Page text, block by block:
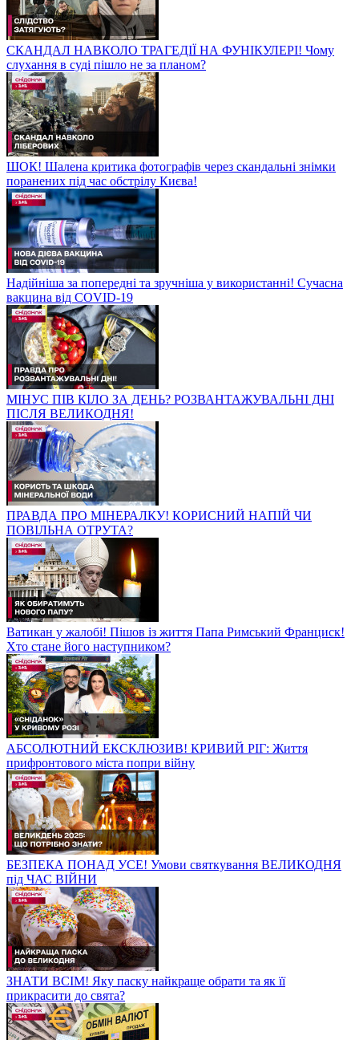
СКАНДАЛ НАВКОЛО ТРАГЕДІЇ НА ФУНІКУЛЕРІ! Чому
слухання в суді пішло не за планом?
ШОК! Шалена критика фотографів через скандальні знімки
поранених під час обстрілу Києва!
Надійніша за попередні та зручніша у використанні! Сучасна
вакцина від COVID-19
МІНУС ПІВ КІЛО ЗА ДЕНЬ? РОЗВАНТАЖУВАЛЬНІ ДНІ
ПІСЛЯ ВЕЛИКОДНЯ!
ПРАВДА ПРО МІНЕРАЛКУ! КОРИСНИЙ НАПІЙ ЧИ
ПОВІЛЬНА ОТРУТА?
Ватикан у жалобі! Пішов із життя Папа Римський Франциск!
Хто стане його наступником?
АБСОЛЮТНИЙ ЕКСКЛЮЗИВ! КРИВИЙ РІГ: Життя
прифронтового міста попри війну
БЕЗПЕКА ПОНАД УСЕ! Умови святкування ВЕЛИКОДНЯ
під ЧАС ВІЙНИ
ЗНАТИ ВСІМ! Яку паску найкраще обрати та як її
прикрасити до свята?